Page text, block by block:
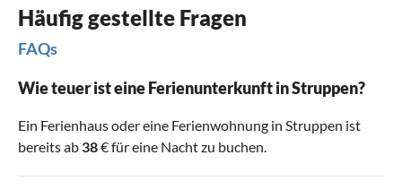
Häufig gestellte Fragen
FAQs
Wie teuer ist eine Ferienunterkunft in Struppen?
Ein Ferienhaus oder eine Ferienwohnung in Struppen ist
bereits ab 38€ für eine Nacht zu buchen.